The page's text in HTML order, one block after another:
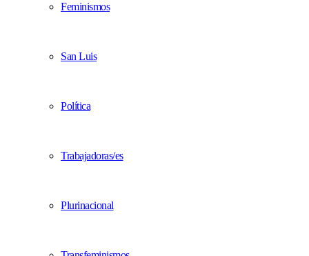
Feminismos
San Luis
Política
Trabajadoras/es
Plurinacional